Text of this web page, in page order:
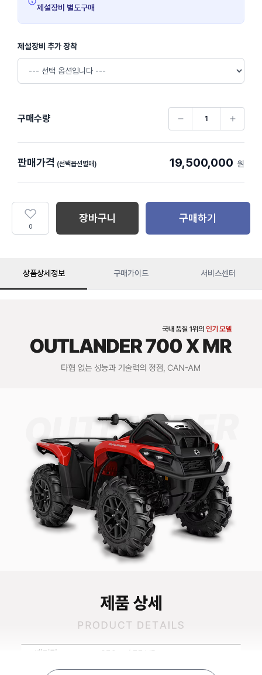
제설장비 별도구매
제설장비 추가 장착
구매수량
판매가격 (선택옵션별매) 19,500,000 원
0
장바구니 구매하기
상품상세정보 구매가이드 서비스센터